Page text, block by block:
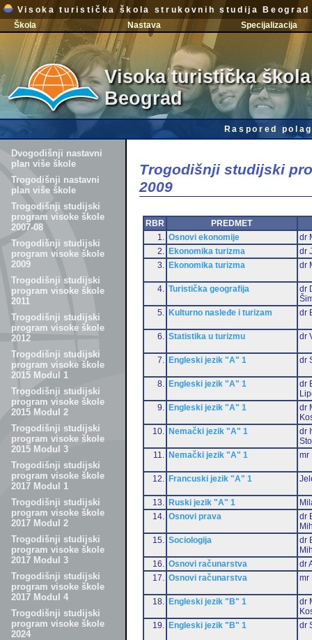
Visoka turistička škola strukovnih studija Beograd
Škola
Nastava Specijalizacija
Visoka turistička
Beograd
Raspored
Dvogodišnji nastavni
plan više škole
Trogodišnji nastavni
plan više škole
Trogodišnji studijski
program visoke škole
2007-08
Trogodišnji studijski
program visoke škole
2009
Trogodišnji studijski
program visoke škole
2011
Trogodišnji studijski
program visoke škole
2012
Trogodišnji studijski
program visoke škole
2015 Modul 1
Trogodišnji studijski
program visoke škole
2015 Modul 2
Trogodišnji studijski
program visoke škole
2015 Modul 3
Trogodišnji studijski
program visoke škole
2017 Modul 1
Trogodišnji studijski
program visoke škole
2017 Modul 2
Trogodišnji studijski
program visoke škole
2017 Modul 3
Trogodišnji studijski
program visoke škole
2017 Modul 4
Trogodišnji studijski
program visoke škole
2024
Trogodišnji studijski
2009
RBR
PREDMET
1.
Osnovi ekonomije
dr
2.
Ekonomika turizma
dr
3.
Ekonomika turizma dr
4. Turistička geografija
dr
5.
Kulturno nasleđe i turizam dr
6. Statistika u turizmu dr
7. Engleski jezik "A" 1 dr
8. Engleski jezik "A" 1
dr
9.
Engleski jezik "A" 1
dr
10.
Nemački jezik "A" 1
dr
11.
Nemački jezik "A" 1 mr
12. Francuski jezik "A" 1
13. Ruski jezik "A" 1
14.
Osnovi prava
dr
15.
Sociologija
dr
16.
Osnovi računarstva
dr
17.
Osnovi računarstva mr
18. Engleski jezik "B" 1
dr
19.
Engleski jezik "B" 1 dr